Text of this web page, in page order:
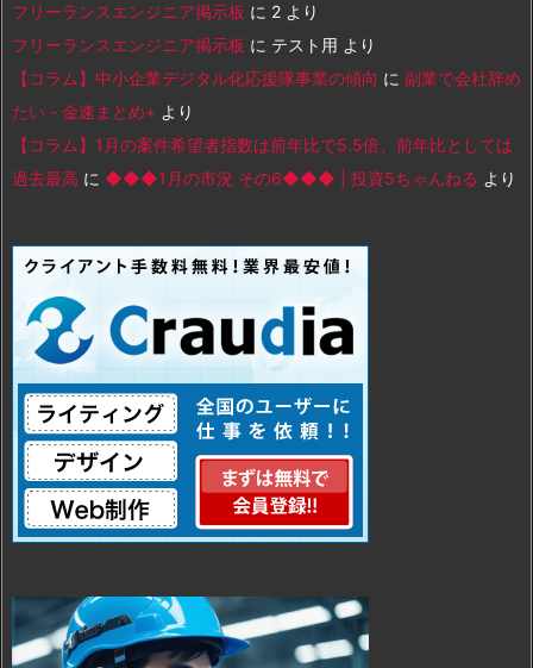
フリーランスエンジニア掲示板 に 2 より
フリーランスエンジニア掲示板 に テスト用 より
【コラム】中小企業デジタル化応援隊事業の傾向 に 副業で会社辞め
たい - 金速まとめ+ より
【コラム】1月の案件希望者指数は前年比で5.5倍、前年比としては
過去最高 に ◆◆◆1月の市況 その6◆◆◆ | 投資5ちゃんねる より